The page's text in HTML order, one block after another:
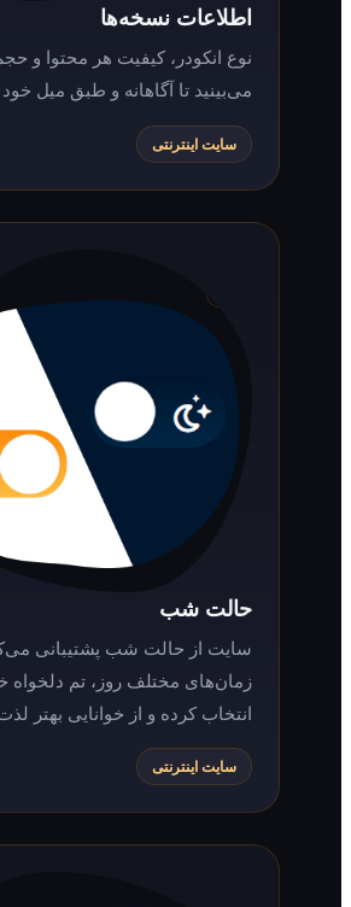
اطلاعات نسخه‌ها
نوع انکودر، کیفیت هر محتوا و حجم فایل آن را
می‌بینید تا آگاهانه و طبق میل خود دانلود کنید.
سایت اینترنتی
حالت شب
سایت از حالت شب پشتیبانی می‌کند؛ در
زمان‌های مختلف روز، تم دلخواه خود را
انتخاب کرده و از خوانایی بهتر لذت ببرید.
سایت اینترنتی